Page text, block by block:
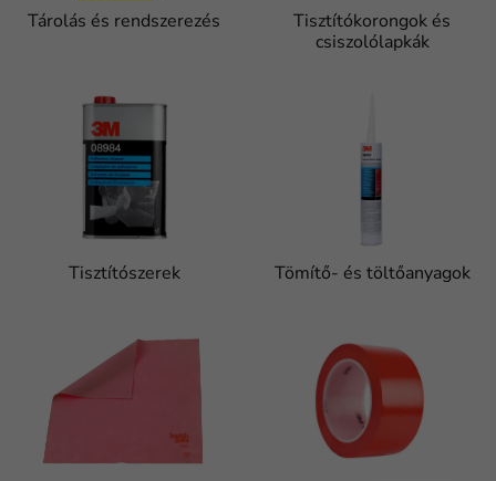
Tárolás és rendszerezés
Tisztítókorongok és
csiszolólapkák
Tisztítószerek Tömítő- és töltőanyagok